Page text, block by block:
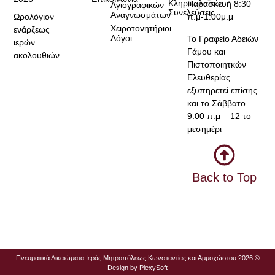
Παρασκευή 8:30
π.μ-1:00μ.μ
Το Γραφείο Αδειών
Γάμου και
Πιστοποιητκών
Ελευθερίας
εξυπηρετεί επίσης
και το Σάββατο
9:00 π.μ – 12 το
μεσημέρι
Back to Top
Αγιογραφικών
Αναγνωσμάτων
Χειροτονητήριοι
Λόγοι
Ωρολόγιον
ενάρξεως
ιερών
ακολουθιών
Κληρικολαϊκές
Συνελεύσεις
Πνευματικά Δικαιώματα Ιεράς Μητροπόλεως Κωνσταντίας και Αμμοχώστου 2026 ©
Design by PlexySoft